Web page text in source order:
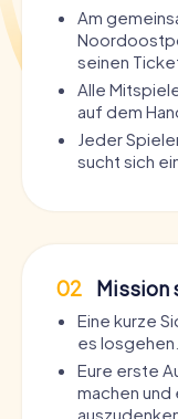
Am
seinen
Alle
auf dem
Jeder
sucht sich
02 Mission
Eine kurze
es losgehen.
Eure erste
machen und